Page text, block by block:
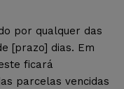
por qualquer das
[prazo] dias. Em
ficará
parcelas vencidas